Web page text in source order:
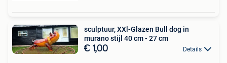
sculptuur, XXl-Glazen Bull dog in
murano stijl 40 cm - 27 cm
€ 1,00 Details